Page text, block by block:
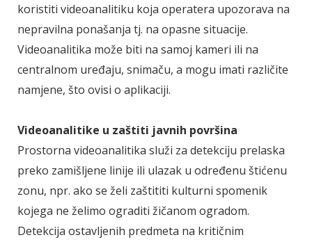
koristiti videoanalitiku koja operatera upozorava na
nepravilna ponašanja tj. na opasne situacije.
Videoanalitika može biti na samoj kameri ili na
centralnom uređaju, snimaču, a mogu imati različite
namjene, što ovisi o aplikaciji.
Videoanalitike u zaštiti javnih površina
Prostorna videoanalitika služi za detekciju prelaska
preko zamišljene linije ili ulazak u određenu štićenu
zonu, npr. ako se želi zaštititi kulturni spomenik
kojega ne želimo ograditi žičanom ogradom.
Detekcija ostavljenih predmeta na kritičnim